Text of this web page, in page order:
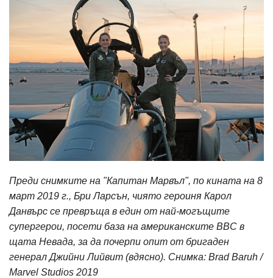
Преди снимките на "Капитан Марвъл", по кината на 8
март 2019 г., Бри Ларсън, чиято героиня Карол
Данвърс се превръща в един от най-могъщите
супергерои, посети база на американските ВВС в
щата Невада, за да почерпи опит от бригаден
генерал Джийни Лийвит (вдясно). Снимка: Brad Baruh /
Marvel Studios 2019